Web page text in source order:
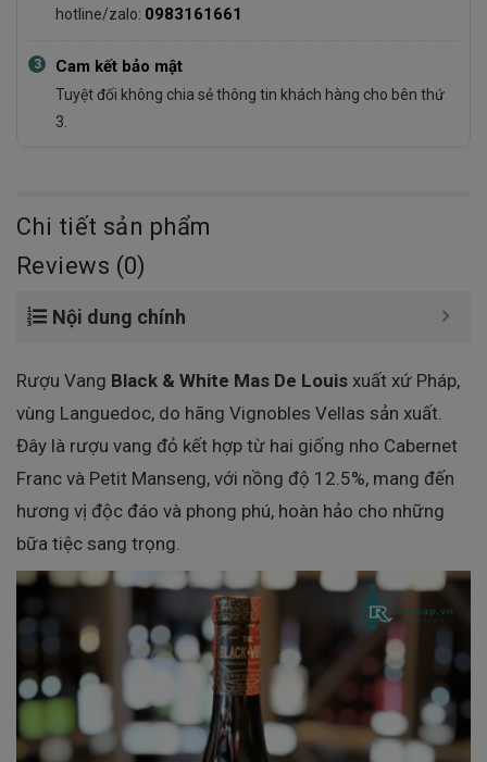
hotline/zalo: 0983161661
3 Cam kết bảo mật
Tuyệt đối không chia sẻ thông tin khách hàng cho bên thứ
3.
Chi tiết sản phẩm
Reviews (0)
Nội dung chính
Rượu Vang Black & White Mas De Louis xuất xứ Pháp,
vùng Languedoc, do hãng Vignobles Vellas sản xuất.
Đây là rượu vang đỏ kết hợp từ hai giống nho Cabernet
Franc và Petit Manseng, với nồng độ 12.5%, mang đến
hương vị độc đáo và phong phú, hoàn hảo cho những
bữa tiệc sang trọng.